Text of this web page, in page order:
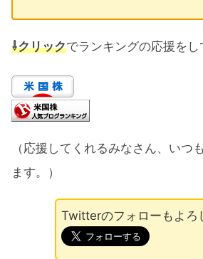
⇩クリックでランキングの応援をし
（応援してくれるみなさん、いつ
ます。）
Twitterのフォローもよろ